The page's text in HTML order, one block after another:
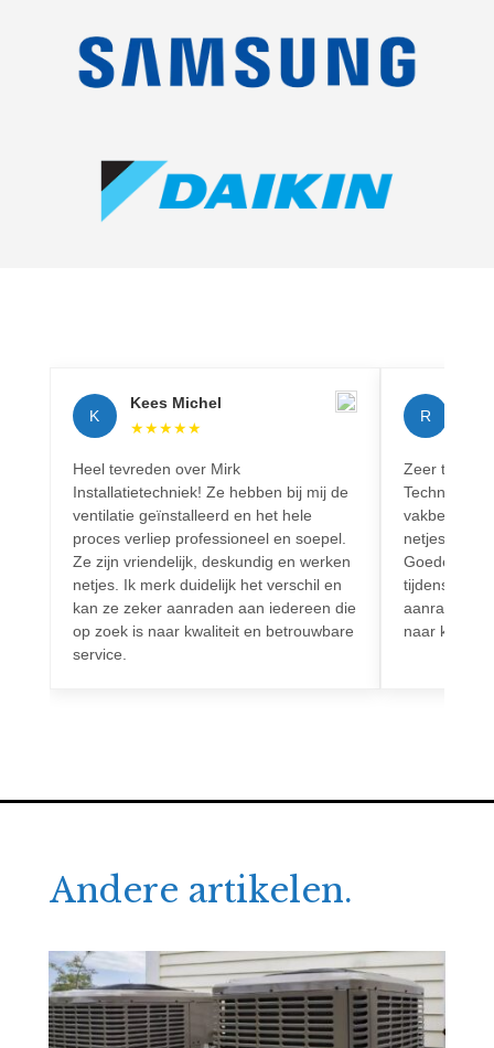
K
Kees Michel
★★★★★
Heel tevreden over Mirk
Installatietechniek! Ze hebben bij mij de
ventilatie geïnstalleerd en het hele
proces verliep professioneel en soepel.
Ze zijn vriendelijk, deskundig en werken
netjes. Ik merk duidelijk het verschil en
kan ze zeker aanraden aan iedereen die
op zoek is naar kwaliteit en betrouwbare
service.
R
Zeer
Techniek!
netjes en
Goede
tijdens het
aanrader
naar
Andere artikelen.